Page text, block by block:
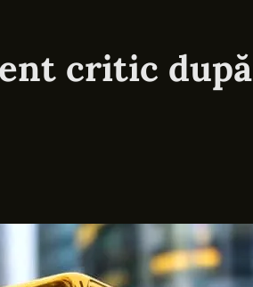
critic după